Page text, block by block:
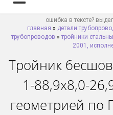
ошибка в тексте?
главная » детали
трубопроводов » тройники
2001,
Тройник
1-88,9х8,0-
геометрией по